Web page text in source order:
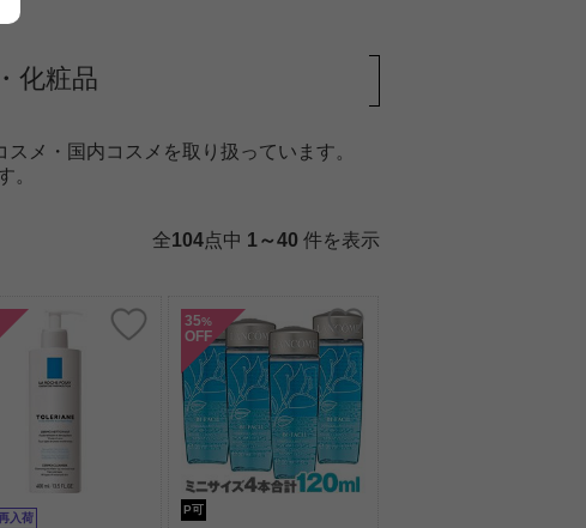
化粧品
メ・国内コスメを取り扱っています。
。
全104点中 1～40 件を表示
入荷
35%
OFF
P可